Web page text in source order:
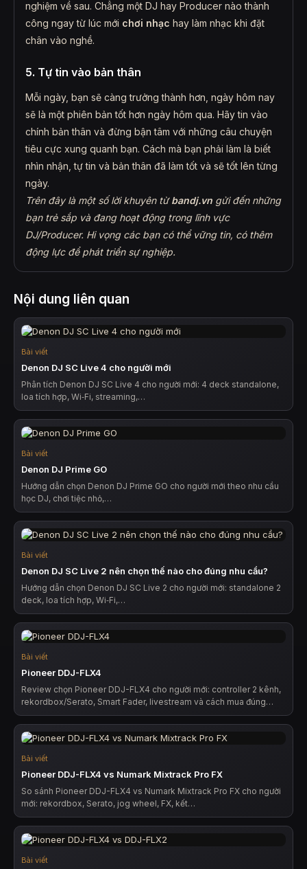
nghiệm về sau. Chẳng một DJ hay Producer nào thành
công ngay từ lúc mới chơi nhạc hay làm nhạc khi đặt
chân vào nghề.
5. Tự tin vào bản thân
Mỗi ngày, bạn sẽ càng trưởng thành hơn, ngày hôm nay
sẽ là một phiên bản tốt hơn ngày hôm qua. Hãy tin vào
chính bản thân và đừng bận tâm với những câu chuyện
tiêu cực xung quanh bạn. Cách mà bạn phải làm là biết
nhìn nhận, tự tin và bản thân đã làm tốt và sẽ tốt lên từng
ngày.
Trên đây là một số lời khuyên từbandj.vn gửi đến những
bạn trẻ sắp và đang hoạt động trong lĩnh vực
DJ/Producer. Hi vọng các bạn có thể vững tin, có thêm
động lực để phát triển sự nghiệp.
Nội dung liên quan
Bài viết
Denon DJ SC Live 4 cho người mới
Phân tích Denon DJ SC Live 4 cho người mới: 4 deck standalone,
loa tích hợp, Wi‑Fi, streaming,…
Bài viết
Denon DJ Prime GO
Hướng dẫn chọn Denon DJ Prime GO cho người mới theo nhu cầu
học DJ, chơi tiệc nhỏ,…
Bài viết
Denon DJ SC Live 2 nên chọn thế nào cho đúng nhu cầu?
Hướng dẫn chọn Denon DJ SC Live 2 cho người mới: standalone 2
deck, loa tích hợp, Wi‑Fi,…
Bài viết
Pioneer DDJ-FLX4
Review chọn Pioneer DDJ-FLX4 cho người mới: controller 2 kênh,
rekordbox/Serato, Smart Fader, livestream và cách mua đúng…
Bài viết
Pioneer DDJ-FLX4 vs Numark Mixtrack Pro FX
So sánh Pioneer DDJ-FLX4 vs Numark Mixtrack Pro FX cho người
mới: rekordbox, Serato, jog wheel, FX, kết…
Bài viết